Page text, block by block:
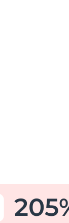
205